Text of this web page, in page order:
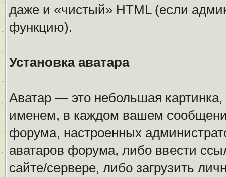
даже и «чистый» HTML (если
функцию).
Установка аватара
Аватар — это небольшая
именем, в каждом вашем
форума, настроенных
аватаров форума, либо ввести
сайте/сервере, либо загрузить